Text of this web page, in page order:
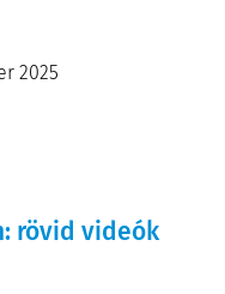
2025
rövid videók